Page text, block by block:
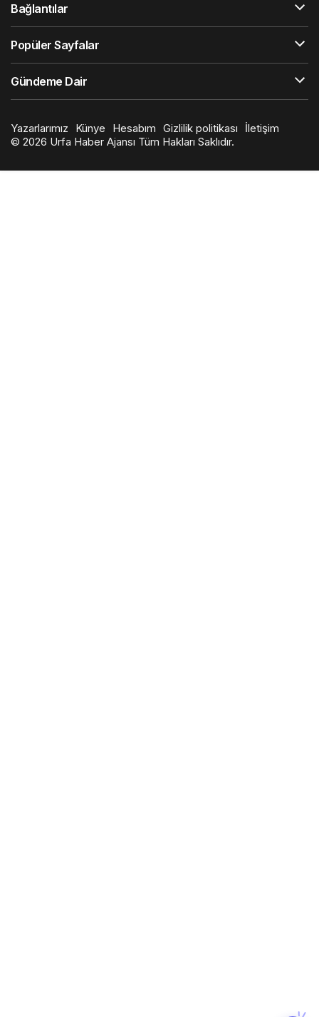
Bağlantılar
Popüler Sayfalar
Gündeme Dair
Yazarlarımız Künye Hesabım Gizlilik politikası
İletişim
© 2026 Urfa Haber Ajansı Tüm Hakları Saklıdır.